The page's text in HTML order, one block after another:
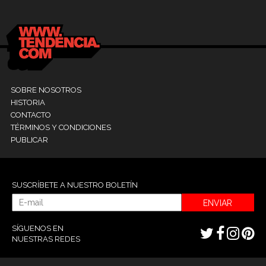
SOBRE NOSOTROS
HISTORIA
CONTACTO
TÉRMINOS Y CONDICIONES
PUBLICAR
SUSCRÍBETE A NUESTRO BOLETÍN
ENVIAR
SÍGUENOS EN
NUESTRAS REDES